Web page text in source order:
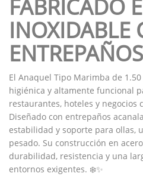
FABRICADO
INOXIDABLE
ENTREPAÑOS
El Anaquel Tipo Marimba de
higiénica y altamente funcional
restaurantes, hoteles y negocios
Diseñado con entrepaños
estabilidad y soporte para ollas,
pesado. Su construcción en
durabilidad, resistencia y una
entornos exigentes. ❄️✨